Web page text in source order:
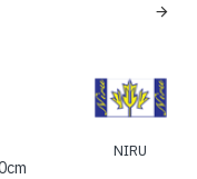
NIRU